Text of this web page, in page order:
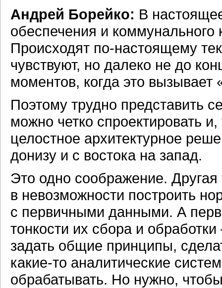
Андрей Борейко: В
обеспечения и
Происходят по-настоящему
чувствуют, но далеко не до
моментов, когда это
Поэтому трудно представить
можно четко спроектировать
целостное архитектурное
донизу и с востока на запад.
Это одно соображение. Другая
в невозможности построить
с первичными данными. А
тонкости их сбора и
задать общие принципы,
какие-то аналитические
обрабатывать. Но нужно,